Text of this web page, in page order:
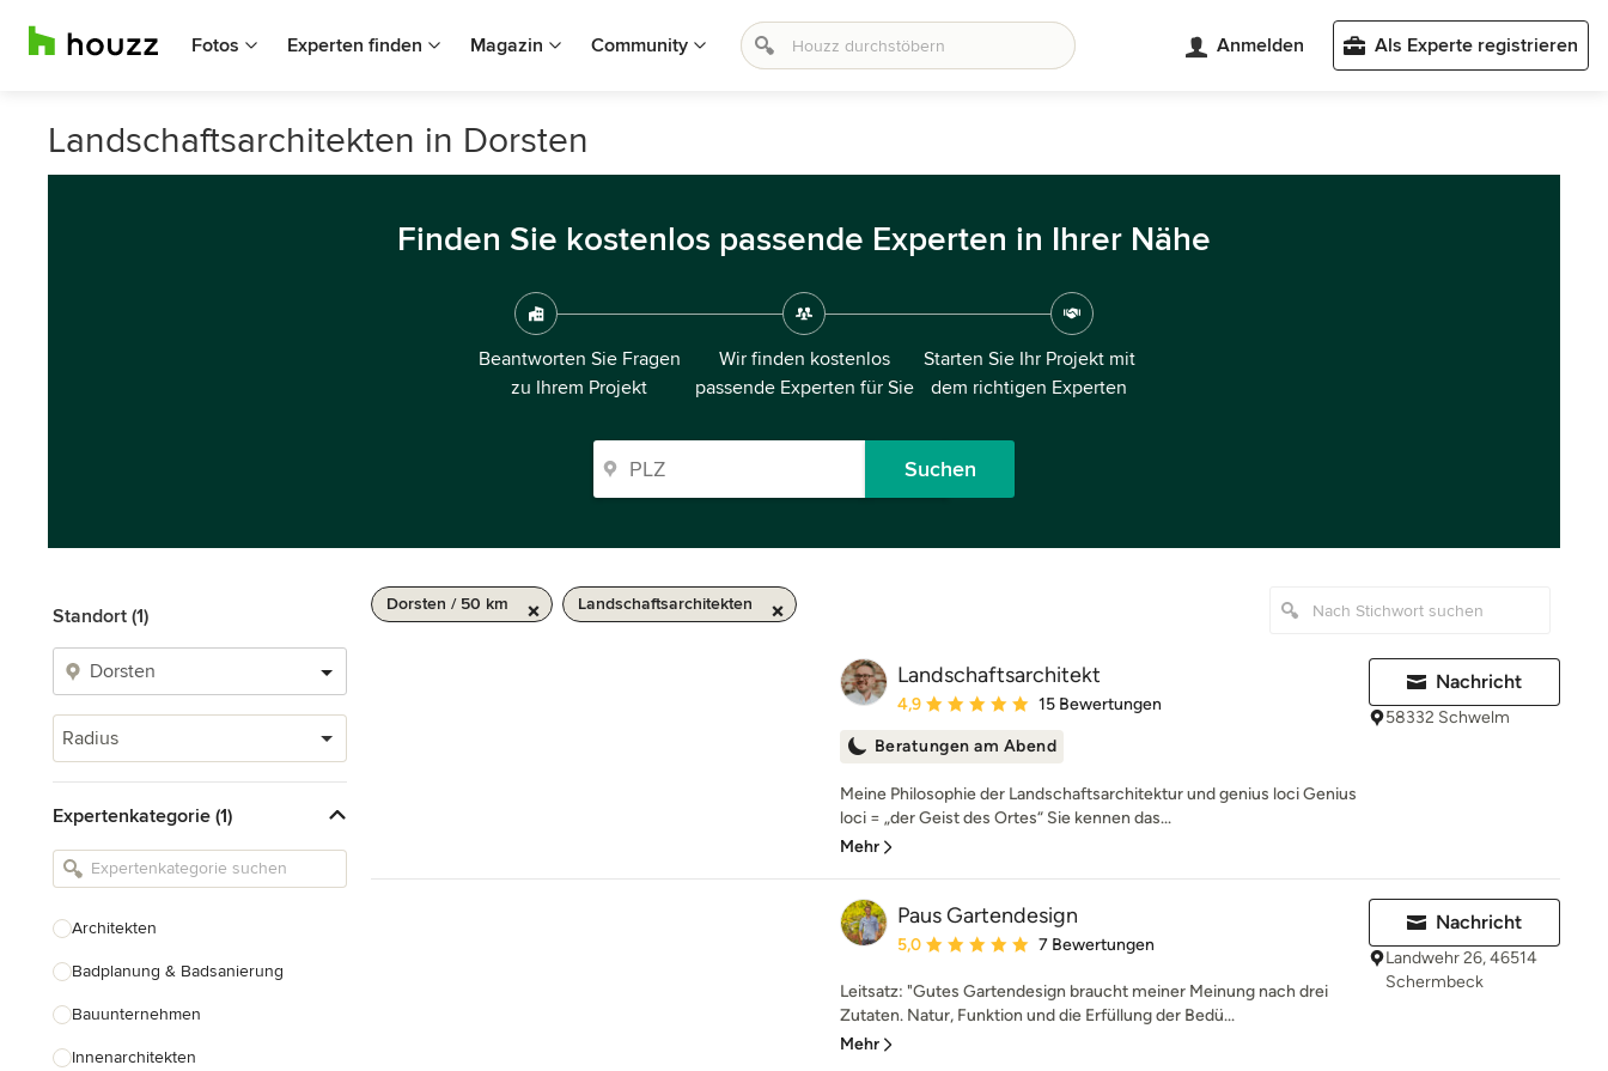
Fotos Experten finden Magazin Community Anmelden Als Experte registrieren
Landschaftsarchitekten in Dorsten
Finden Sie kostenlos passende Experten in Ihrer Nähe
Beantworten Sie Fragen
zu Ihrem Projekt
Wir finden kostenlos
passende Experten für Sie
Starten Sie Ihr Projekt mit
dem richtigen Experten
Suchen
Standort (1)
Radius
Expertenkategorie (1)
Architekten
Badplanung & Badsanierung
Bauunternehmen
Innenarchitekten
Dorsten / 50 km Landschaftsarchitekten
Landschaftsarchitekt
Durchschnittliche Bewertung: 4.9 von 5 Sternen
4,9 15 Bewertungen
Beratungen am Abend
Meine Philosophie der Landschaftsarchitektur und genius loci Genius
loci = „der Geist des Ortes“ Sie kennen das...
Mehr
Nachricht
58332 Schwelm
Paus Gartendesign
Durchschnittliche Bewertung: 5 von 5 Sternen
5,0 7 Bewertungen
Leitsatz: "Gutes Gartendesign braucht meiner Meinung nach drei
Zutaten. Natur, Funktion und die Erfüllung der Bedü...
Mehr
Nachricht
Landwehr 26, 46514
Schermbeck